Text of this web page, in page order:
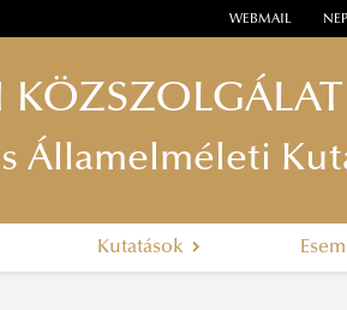
WEBMAIL
Államelméleti
Kutatások